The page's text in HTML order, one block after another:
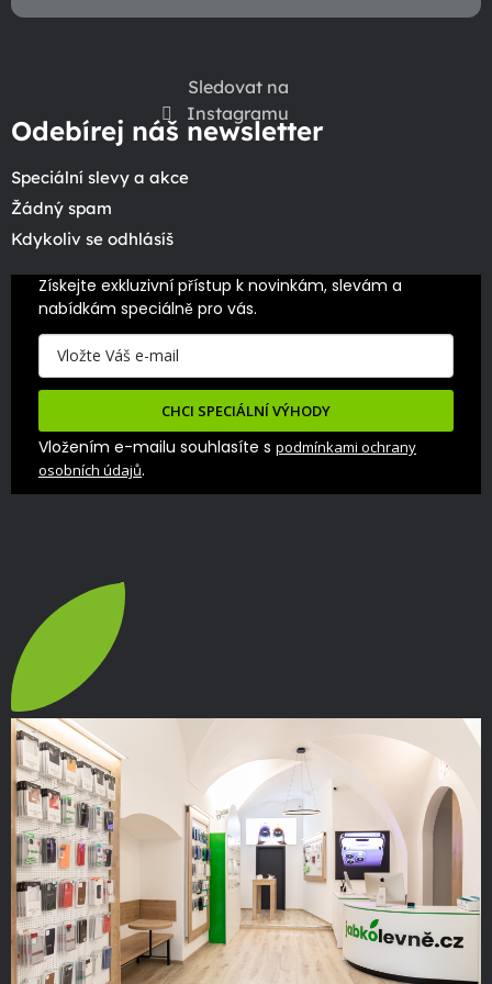
Sledovat na
Instagramu
Odebírej náš newsletter
Speciální slevy a akce
Žádný spam
Kdykoliv se odhlásíš
Získejte exkluzivní přístup k novinkám, slevám a
nabídkám speciálně pro vás.
CHCI SPECIÁLNÍ VÝHODY
Vložením e-mailu souhlasíte s podmínkami ochrany
osobních údajů.